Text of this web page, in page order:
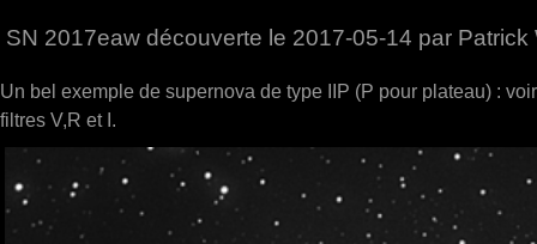
SN 2017eaw découverte le 2017-05-14 par Patrick
Un bel exemple de supernova de type IIP (P pour plateau) :
filtres V,R et I.